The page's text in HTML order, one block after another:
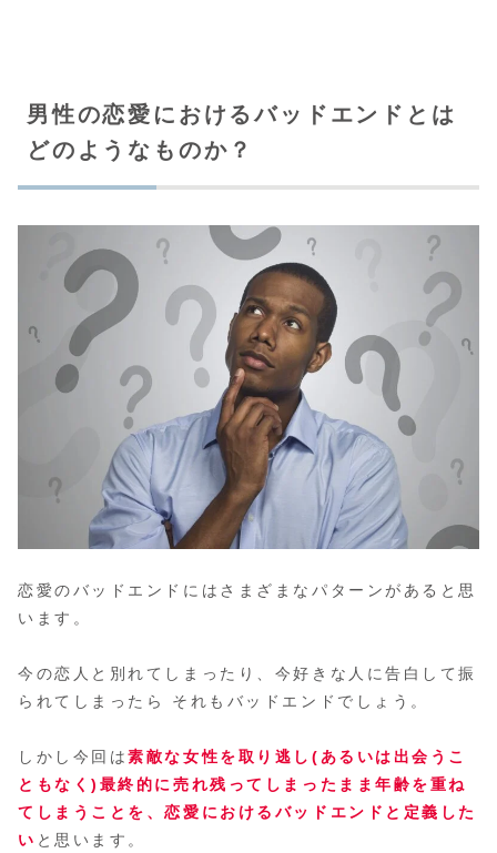
男性の恋愛におけるバッドエンドとは
どのようなものか？
恋愛のバッドエンドにはさまざまなパターンがあると思
います。
今の恋人と別れてしまったり、今好きな人に告白して振
られてしまったら それもバッドエンドでしょう。
しかし今回は素敵な女性を取り逃し(あるいは出会うこ
ともなく)最終的に売れ残ってしまったまま年齢を重ね
てしまうことを、恋愛におけるバッドエンドと定義した
い と思います。